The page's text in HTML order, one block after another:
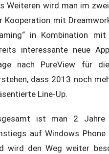
Weiteren wird man im
Kooperation mit
in Kombination
interessante neue
nach PureView für
dass 2013 noch
Line-Up.
ist man 2 Jahre
auf Windows
wird den Weg weiter